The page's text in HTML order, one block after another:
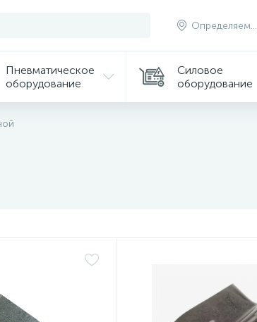
Определяем...
Пневматическое
оборудование
Силовое
оборудование